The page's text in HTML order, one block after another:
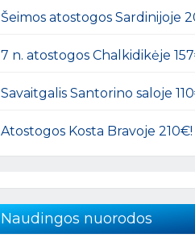
Šeimos atostogos Sardinijoje
7 n. atostogos Chalkidikėje
Savaitgalis Santorino saloje
Atostogos Kosta Bravoje 210€!
Naudingos nuorodos